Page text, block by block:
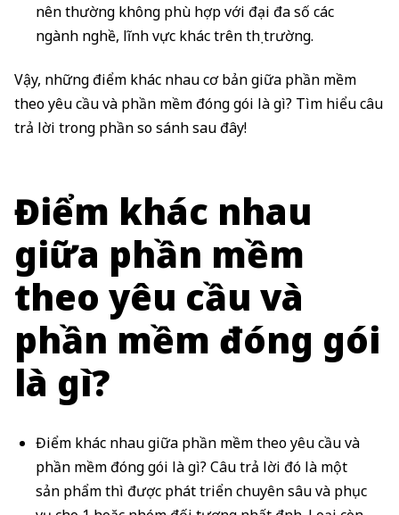
nên thường không phù hợp với đại đa số các
ngành nghề, lĩnh vực khác trên thị trường.
Vậy, những điểm khác nhau cơ bản giữa phần mềm
theo yêu cầu và phần mềm đóng gói là gì? Tìm hiểu câu
trả lời trong phần so sánh sau đây!
Điểm khác nhau
giữa phần mềm
theo yêu cầu và
phần mềm đóng gói
là gì?
Điểm khác nhau giữa phần mềm theo yêu cầu và
phần mềm đóng gói là gì? Câu trả lời đó là một
sản phẩm thì được phát triển chuyên sâu và phục